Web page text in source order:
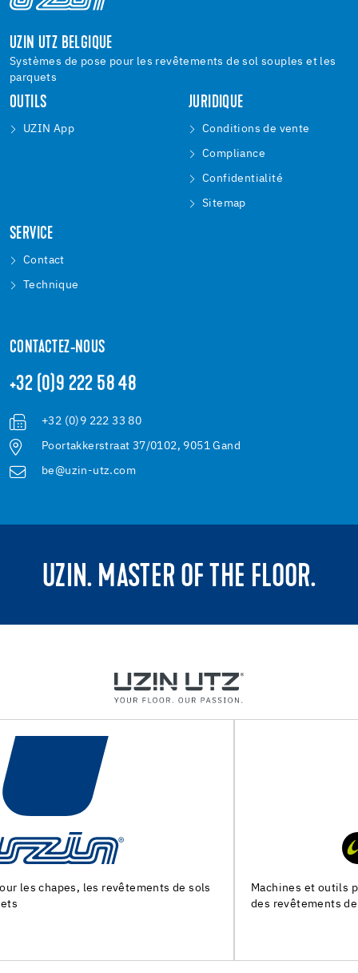
UZIN UTZ BELGIQUE
Systèmes de pose pour les revêtements de sol souples et les
parquets
OUTILS
UZIN App
JURIDIQUE
Conditions de vente
Compliance
Confidentialité
Sitemap
SERVICE
Contact
Technique
CONTACTEZ-NOUS
+32 (0)9 222 58 48
+32 (0)9 222 33 80
Poortakkerstraat 37/0102, 9051 Gand
be@uzin-utz.com
UZIN. MASTER OF THE FLOOR.
Machines et outils pour la preparation du support et la pose